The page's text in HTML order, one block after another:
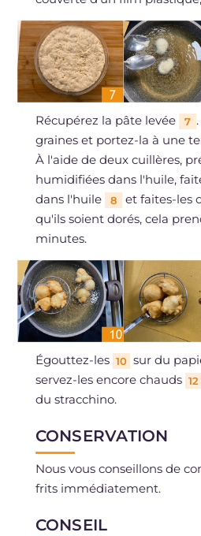
Récupérez la pâte levée 7
graines et portez-la à une
À l'aide de deux cuillères,
humidifiées dans l'huile,
dans l'huile
8 et faites-les
qu'ils soient dorés, cela
minutes.
Égouttez-les 10 sur du
servez-les encore chauds 12
du stracchino.
CONSERVATION
Nous vous conseillons de
frits immédiatement.
CONSEIL